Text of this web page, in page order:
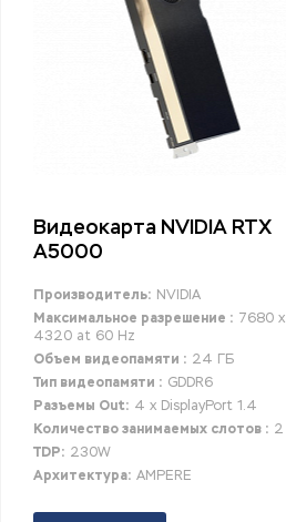
Видеокарта NVIDIA RTX
A5000
Производитель: NVIDIA
Максимальное разрешение : 7680 x
4320 at 60 Hz
Объем видеопамяти : 24 ГБ
Тип видеопамяти : GDDR6
Разъемы Out: 4 x DisplayPort 1.4
Количество занимаемых слотов : 2
TDP: 230W
Архитектура: AMPERE